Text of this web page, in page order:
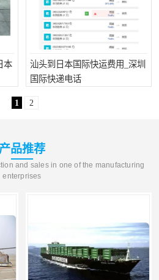
本
汕头到日本国际快运费用_深圳
国际快递电话
1 2
产品推荐
and sales in one of the manufacturing
enterprises